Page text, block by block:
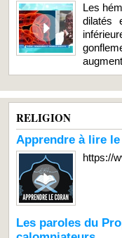
Les
dilatés
RELIGION
Apprendre à lire
https://
Les paroles du